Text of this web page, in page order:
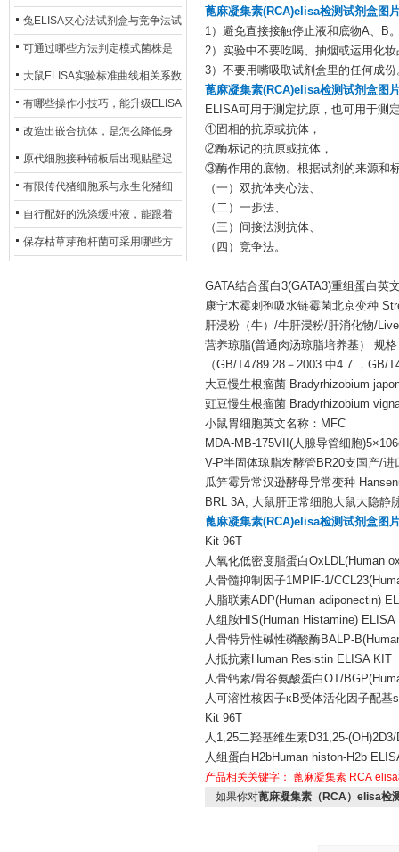
止平台效应发生？
兔ELISA夹心法试剂盒与竞争法试
剂盒，适用检测场景存在哪些差
异？
可通过哪些方法判定模式菌株是
否存在杂菌污染？
大鼠ELISA实验标准曲线相关系数
偏低，可从哪些维度开展问题排
查？
有哪些操作小技巧，能升级ELISA
的LOD与LOQ性能？
改造出嵌合抗体，是怎么降低身
体生成抗鼠抗体（HAMA）的？
原代细胞接种铺板后出现贴壁迟
缓、悬浮细胞数量偏多的现象的
主要诱因
有限传代猪细胞系与永生化猪细
胞系，二者在增殖存活周期上有
什么区别？
自行配好的洗涤缓冲液，能跟着
试剂盒原装干粉放一处储存吗？
保存枯草芽孢杆菌可采用哪些方
蓖麻凝集素(RCA)elisa检测试剂盒图
1）避免直接接触停止液和底物A、B
2）实验中不要吃喝、抽烟或运用化妆
3）不要用嘴吸取试剂盒里的任何成份
蓖麻凝集素(RCA)elisa检测试剂盒图
ELISA可用于测定抗原，也可用于测
①固相的抗原或抗体，
②酶标记的抗原或抗体，
③酶作用的底物。根据试剂的来源和
（一）双抗体夹心法、
（二）一步法、
（三）间接法测抗体、
（四）竞争法。
GATA结合蛋白3(GATA3)重组蛋白英
康宁木霉刺孢吸水链霉菌北京变种
肝浸粉（牛）/牛肝浸粉/肝消化物/
营养琼脂(普通肉汤琼脂培养基） 规
（GB/T4789.28－2003 中4.7 ，GB/
大豆慢生根瘤菌 Bradyrhizobium
豇豆慢生根瘤菌 Bradyrhizobium
小鼠胃细胞英文名称：MFC
MDA-MB-175VII(人腺导管细胞
V-P半固体琼脂发酵管BR20支国产/进
瓜笄霉异常汉逊酵母异常变种
BRL 3A, 大鼠肝正常细胞大鼠大隐静
蓖麻凝集素(RCA)elisa检测试剂盒图
Kit 96T
人氧化低密度脂蛋白OxLDL(Human
人骨髓抑制因子1MPIF-1/
人脂联素ADP(Human adiponectin)
人组胺HIS(Human Histamine) ELISA
人骨特异性碱性磷酸酶BALP-
人抵抗素Human Resistin ELISA KIT
人骨钙素/骨谷氨酸蛋白OT/
人可溶性核因子κB受体活化因子配
Kit 96T
人1,25二羟基维生素D31,25-
人组蛋白H2bHuman histon-H2b
产品相关关键字： 蓖麻凝集素 RCA
如果你对蓖麻凝集素（RCA）elisa检